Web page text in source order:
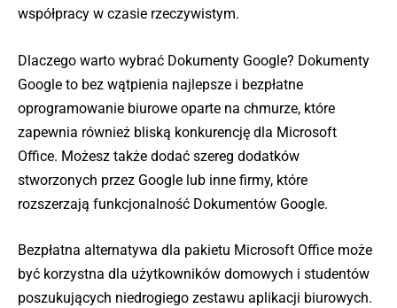
współpracy w czasie rzeczywistym.
Dlaczego warto wybrać Dokumenty Google? Dokumenty
Google to bez wątpienia najlepsze i bezpłatne
oprogramowanie biurowe oparte na chmurze, które
zapewnia również bliską konkurencję dla Microsoft
Office. Możesz także dodać szereg dodatków
stworzonych przez Google lub inne firmy, które
rozszerzają funkcjonalność Dokumentów Google.
Bezpłatna alternatywa dla pakietu Microsoft Office może
być korzystna dla użytkowników domowych i studentów
poszukujących niedrogiego zestawu aplikacji biurowych.